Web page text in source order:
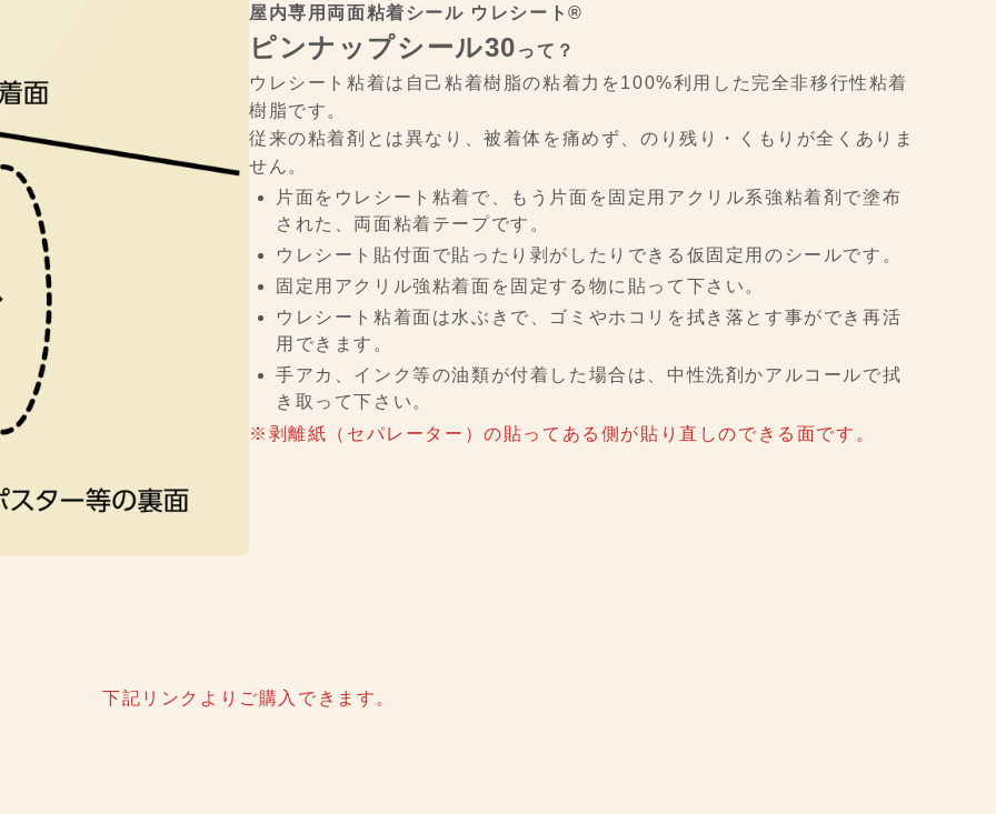
屋内専用両面粘着シール ウレシート®︎
ピンナップシール30 って？
ウレシート粘着は自己粘着樹脂の粘着力を100%利用した完全非移行性粘着
樹脂です。
従来の粘着剤とは異なり、被着体を痛めず、のり残り・くもりが全くありま
せん。
片面をウレシート粘着で、もう片面を固定用アクリル系強粘着剤で塗布
された、両面粘着テープです。
ウレシート貼付面で貼ったり剥がしたりできる仮固定用のシールです。
固定用アクリル強粘着面を固定する物に貼って下さい。
ウレシート粘着面は水ぶきで、ゴミやホコリを拭き落とす事ができ再活
用できます。
手アカ、インク等の油類が付着した場合は、中性洗剤かアルコールで拭
き取って下さい。
※剥離紙（セパレーター）の貼ってある側が貼り直しのできる面です。
下記リンクよりご購入できます。